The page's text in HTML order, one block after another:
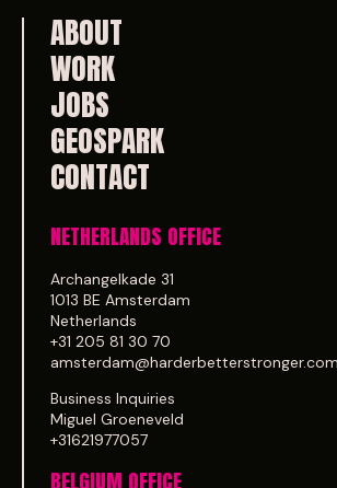
ABOUT
WORK
JOBS
GEOSPARK
CONTACT
NETHERLANDS OFFICE
Archangelkade 31
1013 BE Amsterdam
Netherlands
+31 205 81 30 70
amsterdam@harderbetterstronger.com
Business Inquiries
Miguel Groeneveld
+31621977057
BELGIUM OFFICE